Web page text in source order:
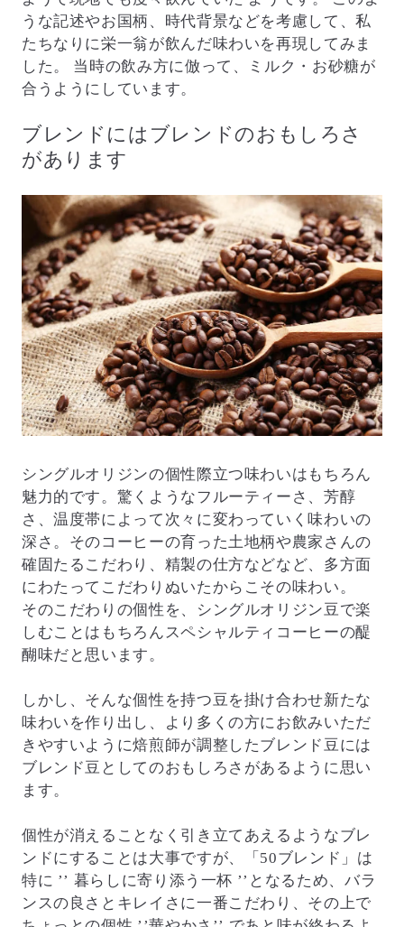
うな記述やお国柄、時代背景などを考慮して、私
たちなりに栄一翁が飲んだ味わいを再現してみま
した。 当時の飲み方に倣って、ミルク・お砂糖が
合うようにしています。
ブレンドにはブレンドのおもしろさ
があります
シングルオリジンの個性際立つ味わいはもちろん
魅力的です。驚くようなフルーティーさ、芳醇
さ、温度帯によって次々に変わっていく味わいの
深さ。そのコーヒーの育った土地柄や農家さんの
確固たるこだわり、精製の仕方などなど、多方面
にわたってこだわりぬいたからこその味わい。
そのこだわりの個性を、シングルオリジン豆で楽
しむことはもちろんスペシャルティコーヒーの醍
醐味だと思います。
しかし、そんな個性を持つ豆を掛け合わせ新たな
味わいを作り出し、より多くの方にお飲みいただ
きやすいように焙煎師が調整したブレンド豆には
ブレンド豆としてのおもしろさがあるように思い
ます。
個性が消えることなく引き立てあえるようなブレ
ンドにすることは大事ですが、「50ブレンド」は
特に ’’ 暮らしに寄り添う一杯 ’’となるため、バラ
ンスの良さとキレイさに一番こだわり、その上で